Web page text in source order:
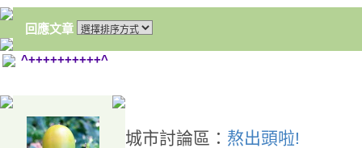
回應文章
^++++++++++^
城市討論區： 熬出頭啦!